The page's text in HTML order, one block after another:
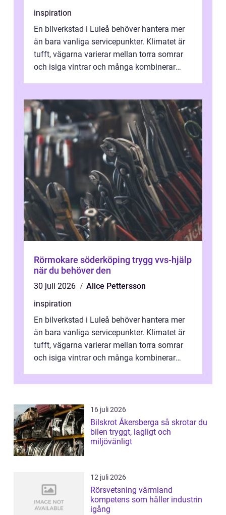
inspiration
En bilverkstad i Luleå behöver hantera mer
än bara vanliga servicepunkter. Klimatet är
tufft, vägarna varierar mellan torra somrar
och isiga vintrar och många kombinerar
Rörmokare söderköping trygg vvs-hjälp
när du behöver den
30 juli 2026
Alice Pettersson
inspiration
En bilverkstad i Luleå behöver hantera mer
än bara vanliga servicepunkter. Klimatet är
tufft, vägarna varierar mellan torra somrar
och isiga vintrar och många kombinerar
16 juli 2026
Bilskrot Åkersberga så skrotar du
bilen tryggt, lagligt och
miljövänligt
12 juli 2026
Rörsvetsning värmland
kompetens som håller industrin
igång